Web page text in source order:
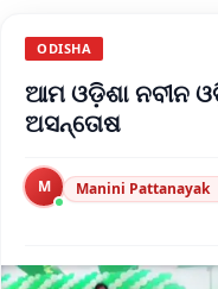
ODISHA
ଆମ ଓଡ଼ିଶା ନବୀନ
ଅସନ୍ତୋଷ
M Manini Pattanayak